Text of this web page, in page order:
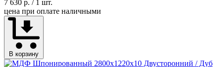
7 630 р. / 1 шт.
цена при оплате наличными
В корзину